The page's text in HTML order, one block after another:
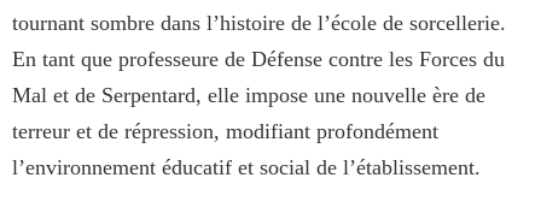
tournant sombre dans l’histoire de l’école de sorcellerie.
En tant que professeure de Défense contre les Forces du
Mal et de Serpentard, elle impose une nouvelle ère de
terreur et de répression, modifiant profondément
l’environnement éducatif et social de l’établissement.